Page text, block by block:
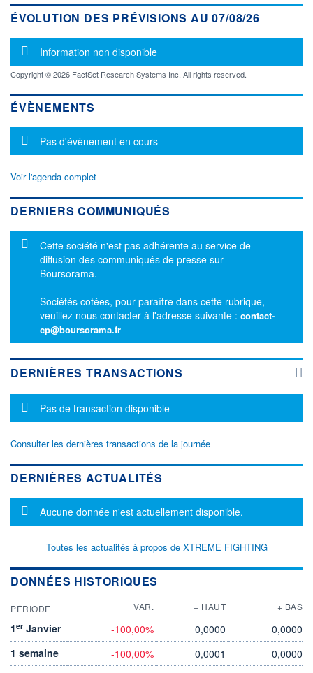
ÉVOLUTION DES PRÉVISIONS AU 07/08/26
Message d'information
Information non disponible
Copyright © 2026 FactSet Research Systems Inc. All rights reserved.
ÉVÈNEMENTS
Message d'information
Pas d'évènement en cours
Voir l'agenda complet
DERNIERS COMMUNIQUÉS
Message d'information
Cette société n'est pas adhérente au service de
diffusion des communiqués de presse sur
Boursorama.
Sociétés cotées, pour paraître dans cette rubrique,
veuillez nous contacter à l'adresse suivante : contact-
cp@boursorama.fr
DERNIÈRES TRANSACTIONS
Message d'information
Pas de transaction disponible
Consulter les dernières transactions de la journée
DERNIÈRES ACTUALITÉS
Message d'information
Aucune donnée n'est actuellement disponible.
Toutes les actualités à propos de XTREME FIGHTING
DONNÉES HISTORIQUES
PÉRIODE VAR. + HAUT + BAS
1er Janvier -100,00% 0,0000
0,0000
1 semaine
-100,00% 0,0001
0,0000